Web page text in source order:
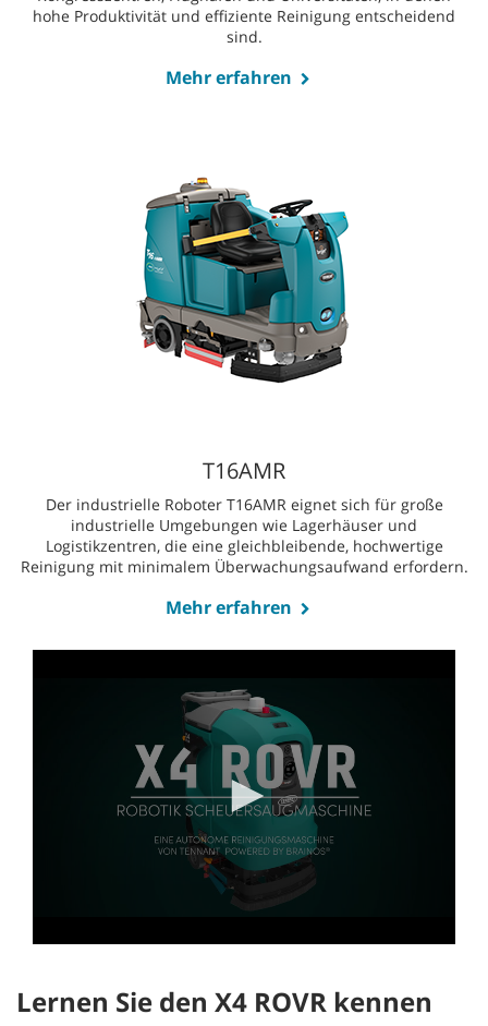
hohe Produktivität und effiziente Reinigung entscheidend
sind.
Mehr erfahren
T16AMR
Der industrielle Roboter T16AMR eignet sich für große
industrielle Umgebungen wie Lagerhäuser und
Logistikzentren, die eine gleichbleibende, hochwertige
Reinigung mit minimalem Überwachungsaufwand erfordern.
Mehr erfahren
0
Lernen Sie den X4 ROVR kennen